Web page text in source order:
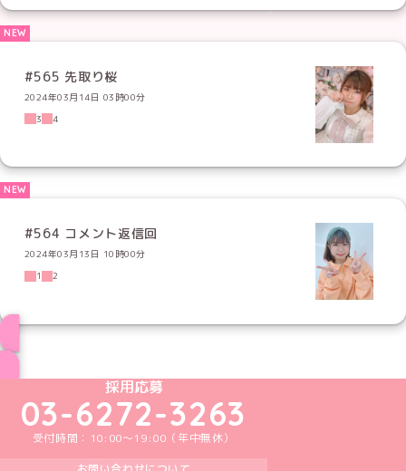
#565 先取り桜
2024年03月14日 03時00分
3
4
#564 コメント返信回
2024年03月13日 10時00分
1
2
めいどりーみんTikTok公式アカウント
めいどりーみんX公式アカウント
めいどりーみんInstagram公式アカウント
めいどりーみんFacebook公式アカウン
めいどりーみんYouTube公式アカ
採用応募
03-6272-3263
受付時間：10:00～19:00（年中無休）